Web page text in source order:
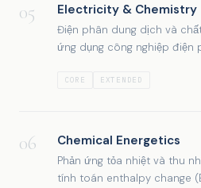
05 Electricity & Chemistry
Điện phân dung dịch và
ứng dụng công nghiệp điện
CORE EXTENDED
06 Chemical Energetics
Phản ứng tỏa nhiệt và thu
tính toán enthalpy change